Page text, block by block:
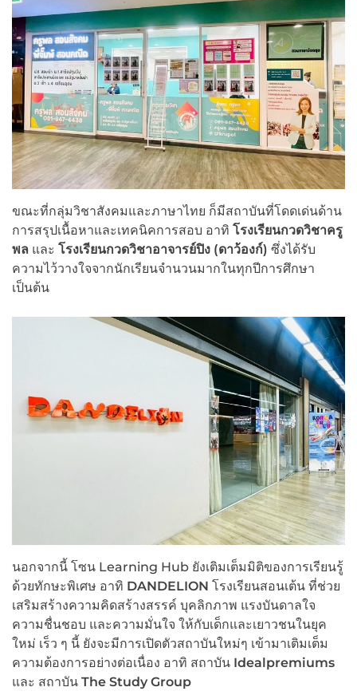
ขณะที่กลุ่มวิชาสังคมและภาษาไทย ก็มีสถาบันที่โดดเด่นด้าน
การสรุปเนื้อหาและเทคนิคการสอบ อาทิ โรงเรียนกวดวิชาครู
พล และ โรงเรียนกวดวิชาอาจารย์ปิง (ดาว้องก์) ซึ่งได้รับ
ความไว้วางใจจากนักเรียนจำนวนมากในทุกปีการศึกษา
เป็นต้น
นอกจากนี้ โซน Learning Hub ยังเติมเต็มมิติของการเรียนรู้
ด้วยทักษะพิเศษ อาทิ DANDELION โรงเรียนสอนเต้น ที่ช่วย
เสริมสร้างความคิดสร้างสรรค์ บุคลิกภาพ แรงบันดาลใจ
ความชื่นชอบ และความมั่นใจ ให้กับเด็กและเยาวชนในยุค
ใหม่ เร็ว ๆ นี้ ยังจะมีการเปิดตัวสถาบันใหม่ๆ เข้ามาเติมเต็ม
ความต้องการอย่างต่อเนื่อง อาทิ สถาบัน Idealpremiums
และ สถาบัน The Study Group